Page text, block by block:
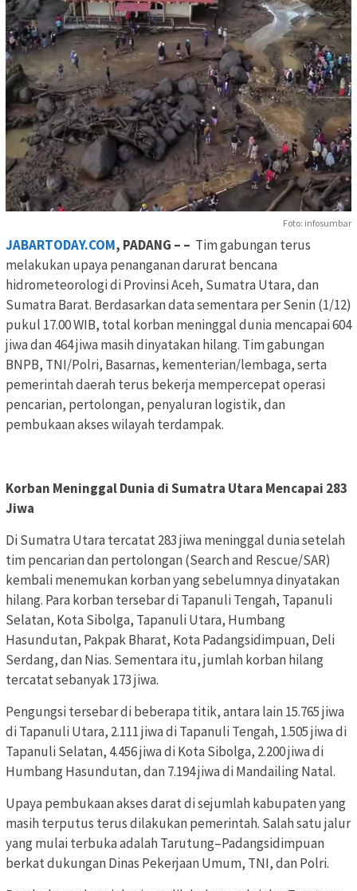
Foto: infosumbar
JABARTODAY.COM, PADANG – – Tim gabungan terus
melakukan upaya penanganan darurat bencana
hidrometeorologi di Provinsi Aceh, Sumatra Utara, dan
Sumatra Barat. Berdasarkan data sementara per Senin (1/12)
pukul 17.00 WIB, total korban meninggal dunia mencapai 604
jiwa dan 464 jiwa masih dinyatakan hilang. Tim gabungan
BNPB, TNI/Polri, Basarnas, kementerian/lembaga, serta
pemerintah daerah terus bekerja mempercepat operasi
pencarian, pertolongan, penyaluran logistik, dan
pembukaan akses wilayah terdampak.
Korban Meninggal Dunia di Sumatra Utara Mencapai 283
Jiwa
Di Sumatra Utara tercatat 283 jiwa meninggal dunia setelah
tim pencarian dan pertolongan (Search and Rescue/SAR)
kembali menemukan korban yang sebelumnya dinyatakan
hilang. Para korban tersebar di Tapanuli Tengah, Tapanuli
Selatan, Kota Sibolga, Tapanuli Utara, Humbang
Hasundutan, Pakpak Bharat, Kota Padangsidimpuan, Deli
Serdang, dan Nias. Sementara itu, jumlah korban hilang
tercatat sebanyak 173 jiwa.
Pengungsi tersebar di beberapa titik, antara lain 15.765 jiwa
di Tapanuli Utara, 2.111 jiwa di Tapanuli Tengah, 1.505 jiwa di
Tapanuli Selatan, 4.456 jiwa di Kota Sibolga, 2.200 jiwa di
Humbang Hasundutan, dan 7.194 jiwa di Mandailing Natal.
Upaya pembukaan akses darat di sejumlah kabupaten yang
masih terputus terus dilakukan pemerintah. Salah satu jalur
yang mulai terbuka adalah Tarutung–Padangsidimpuan
berkat dukungan Dinas Pekerjaan Umum, TNI, dan Polri.